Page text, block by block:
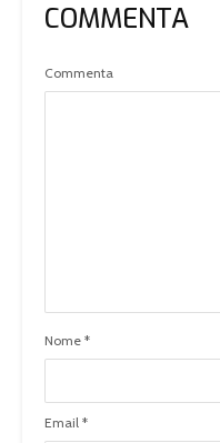
COMMENTA
Commenta
Nome *
Email *